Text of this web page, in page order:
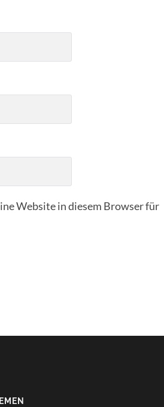
Website in diesem Browser für